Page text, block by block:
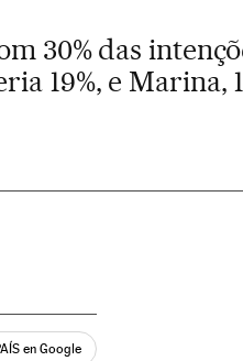
30% das
19%, e Marina,
en Google